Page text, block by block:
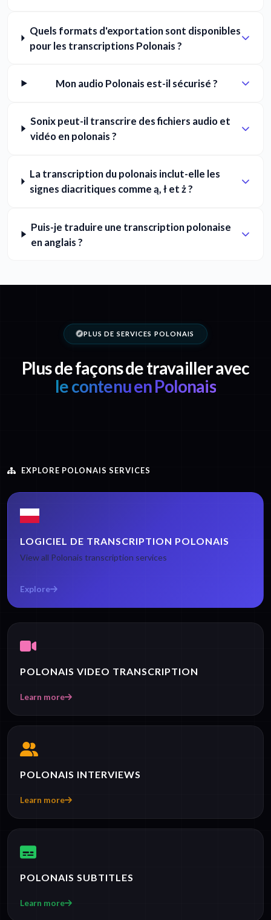
Quels formats d'exportation sont disponibles
pour les transcriptions Polonais ?
Mon audio Polonais est-il sécurisé ?
Sonix peut-il transcrire des fichiers audio et
vidéo en polonais ?
La transcription du polonais inclut-elle les
signes diacritiques comme ą, ł et ż ?
Puis-je traduire une transcription polonaise
en anglais ?
PLUS DE SERVICES POLONAIS
Plus de façons de travailler avec
le contenu en Polonais
EXPLORE POLONAIS SERVICES
LOGICIEL DE TRANSCRIPTION POLONAIS
View all Polonais transcription services
Explore
POLONAIS VIDEO TRANSCRIPTION
Learn more
POLONAIS INTERVIEWS
Learn more
POLONAIS SUBTITLES
Learn more